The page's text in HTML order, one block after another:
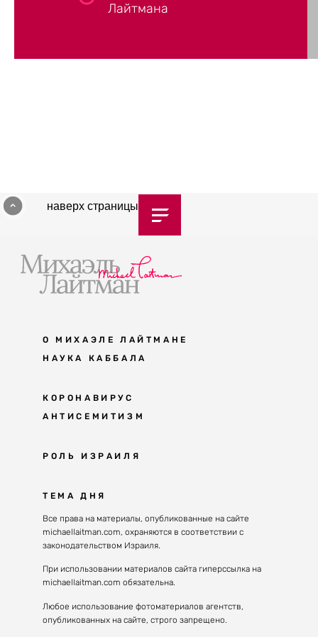
Лайтмана
наверх страницы
О МИХАЭЛЕ ЛАЙТМАНЕ
НАУКА КАББАЛА
Мудрость каббалы
Каббала сегодня
Великие каббалисты
Духовные состояния
Конгрессы каббалы
Каббалистическая музыка
Духовные состояния
КОРОНАВИРУС
АНТИСЕМИТИЗМ
Антисемитизм в современном мире
Решение
РОЛЬ ИЗРАИЛЯ
Почему евреи
Израиль сегодня
Избраны служить миру
ТЕМА ДНЯ
Все права на материалы, опубликованные на сайте
michaellaitman.com, охраняются в соответствии с
законодательством Израиля.
При использовании материалов сайта гиперссылка на
michaellaitman.com обязательна.
Любое использование фотоматериалов агентств,
опубликованных на сайте, строго запрещено.